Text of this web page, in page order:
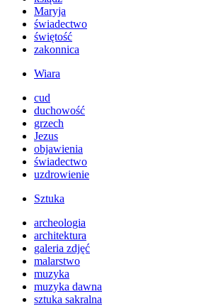
Maryja
świadectwo
świętość
zakonnica
Wiara
cud
duchowość
grzech
Jezus
objawienia
świadectwo
uzdrowienie
Sztuka
archeologia
architektura
galeria zdjęć
malarstwo
muzyka
muzyka dawna
sztuka sakralna